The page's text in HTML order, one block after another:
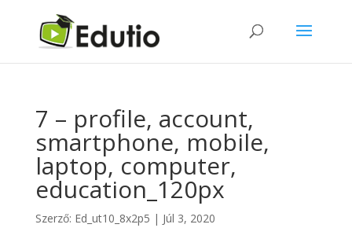
7 – profile, account,
smartphone, mobile,
laptop, computer,
education_120px
Szerző: Ed_ut10_8x2p5 | Júl 3, 2020